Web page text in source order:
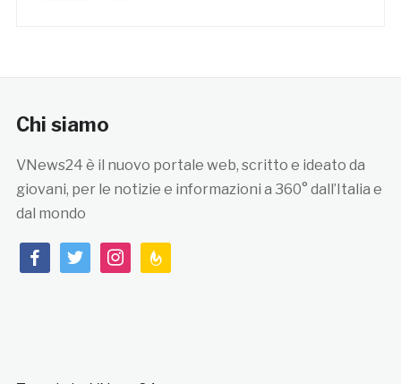
Chi siamo
VNews24 è il nuovo portale web, scritto e ideato da
giovani, per le notizie e informazioni a 360° dall’Italia e
dal mondo
facebooktwitterinstagramfeedburner